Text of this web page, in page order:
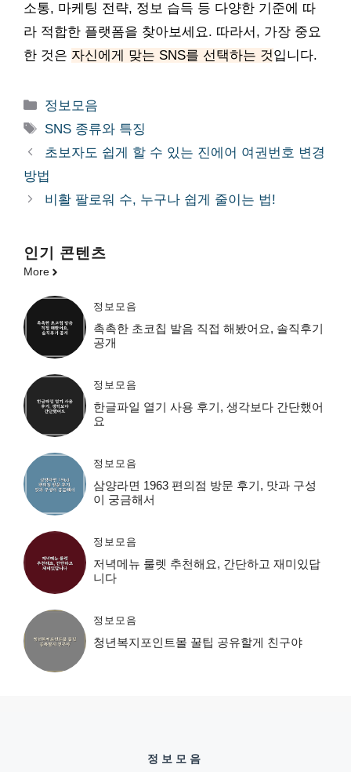
소통, 마케팅 전략, 정보 습득 등 다양한 기준에 따
라 적합한 플랫폼을 찾아보세요. 따라서, 가장 중요
한 것은 자신에게 맞는 SNS를 선택하는 것입니다.
카
테
리
정보모음
태
그
SNS 종류와 특징
초보자도 쉽게 할 수 있는 진에어 여권번호 변경
방법
비활 팔로워 수, 누구나 쉽게 줄이는 법!
인기 콘텐츠
More
정보모음
촉촉한 초코칩 발음 직접 해봤어요, 솔직후기
공개
정보모음
한글파일 열기 사용 후기, 생각보다 간단했어
요
정보모음
삼양라면 1963 편의점 방문 후기, 맛과 구성
이 궁금해서
정보모음
저녁메뉴 룰렛 추천해요, 간단하고 재미있답
니다
정보모음
청년복지포인트몰 꿀팁 공유할게 친구야
정보모음